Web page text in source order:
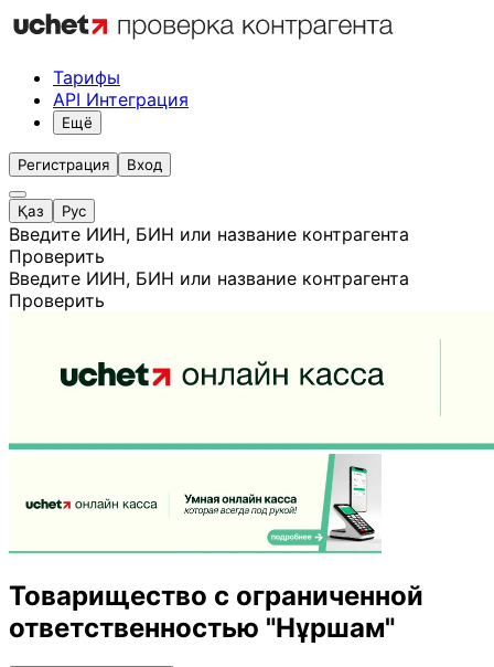
Тарифы
API Интеграция
Ещё
Регистрация Вход
Қаз Рус
Введите ИИН, БИН или название контрагента
Проверить
Введите ИИН, БИН или название контрагента
Проверить
Товарищество с ограниченной
ответственностью "Нұршам"